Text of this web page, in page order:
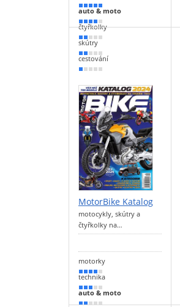
90 %
auto & moto
80 %
čtyřkolky
30 %
skútry
30 %
cestování
20 %
MotorBike Katalog
motocykly, skútry a
čtyřkolky na…
motorky
80 %
technika
60 %
auto & moto